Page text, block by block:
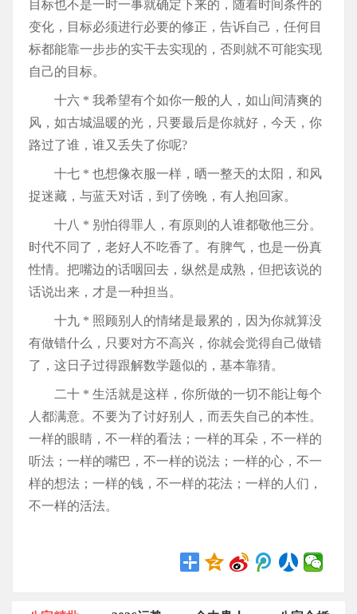
目标也不是一时一事就确定下来的，随着时间条件的
变化，目标必须进行必要的修正，告诉自己，任何目
标都能靠一步步的实干去实现的，否则就不可能实现
自己的目标。
十六 * 我希望有个如你一般的人，如山间清爽的
风，如古城温暖的光，只要最后是你就好，今天，你
路过了谁，谁又丢失了你呢?
十七 * 也想像衣服一样，晒一整天的太阳，和风
捉迷藏，与蓝天对话，到了傍晚，有人抱回家。
十八 * 别怕得罪人，有原则的人谁都敬他三分。
时代不同了，老好人不吃香了。有脾气，也是一份真
性情。把嘴边的话咽回去，纵然是成熟，但把该说的
话说出来，才是一种担当。
十九 * 照顾别人的情绪是最累的，因为你就算没
有做错什么，只要对方不高兴，你就会觉得自己做错
了，这日子过得跟解数学题似的，基本靠猜。
二十 * 生活就是这样，你所做的一切不能让每个
人都满意。不要为了讨好别人，而丟失自己的本性。
一样的眼睛，不一样的看法；一样的耳朵，不一样的
听法；一样的嘴巴，不一样的说法；一样的心，不一
样的想法；一样的钱，不一样的花法；一样的人们，
不一样的活法。